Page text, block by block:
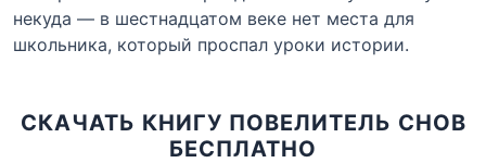
некуда — в шестнадцатом веке нет места для
школьника, который проспал уроки истории.
СКАЧАТЬ КНИГУ ПОВЕЛИТЕЛЬ СНОВ
БЕСПЛАТНО